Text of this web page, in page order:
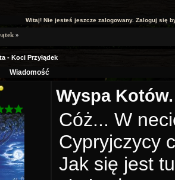
Witaj! Nie jesteś jeszcze zalogowany. Zaloguj się
»
- Koci Przyłądek
Wiadomość
Wyspa
Cóż... W
Cypryjczycy
Jak się jest